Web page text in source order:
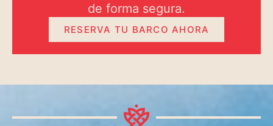
de forma segura.
RESERVA TU BARCO AHORA